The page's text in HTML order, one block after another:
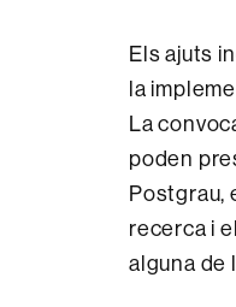
Els ajuts
la
La
poden
Postgrau,
recerca i
alguna de